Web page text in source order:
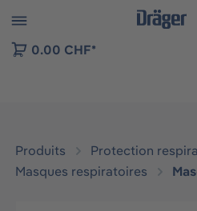
to B2B platform navigation
0.00 CHF*
Produits
Protection
Masques respiratoires